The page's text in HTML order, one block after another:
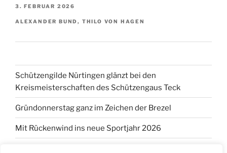
3. FEBRUAR 2026
ALEXANDER BUND, THILO VON HAGEN
Schützengilde Nürtingen glänzt bei den
Kreismeisterschaften des Schützengaus Teck
Gründonnerstag ganz im Zeichen der Brezel
Mit Rückenwind ins neue Sportjahr 2026